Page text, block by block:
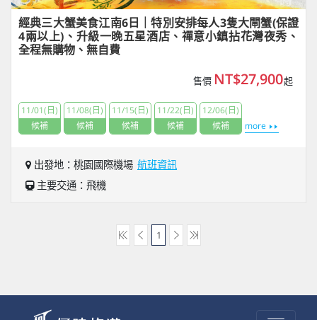
經典三大蟹美食江南6日｜特別安排每人3隻大閘蟹(保證
4兩以上)、升級一晚五星酒店、禪意小鎮拈花灣夜秀、
全程無購物、無自費
售價 NT$27,900起
11/01(日)
候補
11/08(日)
候補
11/15(日)
候補
11/22(日)
候補
12/06(日)
候補
more
出發地：桃園國際機場 航班資訊
主要交通：飛機
1